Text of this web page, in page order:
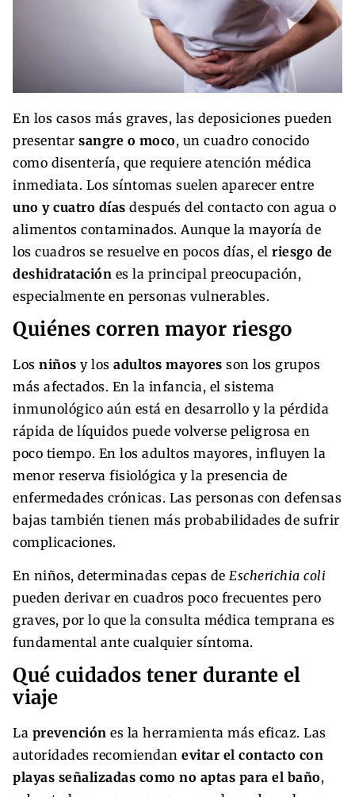
En los casos más graves, las deposiciones pueden
presentar sangre o moco, un cuadro conocido
como disentería, que requiere atención médica
inmediata. Los síntomas suelen aparecer entre
uno y cuatro días después del contacto con agua o
alimentos contaminados. Aunque la mayoría de
los cuadros se resuelve en pocos días, el riesgo de
deshidratación es la principal preocupación,
especialmente en personas vulnerables.
Quiénes corren mayor riesgo
Los niños y los adultos mayores son los grupos
más afectados. En la infancia, el sistema
inmunológico aún está en desarrollo y la pérdida
rápida de líquidos puede volverse peligrosa en
poco tiempo. En los adultos mayores, influyen la
menor reserva fisiológica y la presencia de
enfermedades crónicas. Las personas con defensas
bajas también tienen más probabilidades de sufrir
complicaciones.
En niños, determinadas cepas de Escherichia coli
pueden derivar en cuadros poco frecuentes pero
graves, por lo que la consulta médica temprana es
fundamental ante cualquier síntoma.
Qué cuidados tener durante el
viaje
La prevención es la herramienta más eficaz. Las
autoridades recomiendan evitar el contacto con
playas señalizadas como no aptas para el baño,